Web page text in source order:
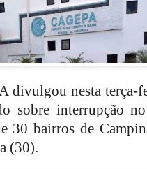
divulgou nesta terça-
sobre interrupção
30 bairros de
(30).